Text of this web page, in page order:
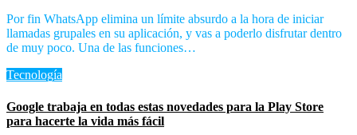
Por fin WhatsApp elimina un límite absurdo a la hora de iniciar
llamadas grupales en su aplicación, y vas a poderlo disfrutar dentro
de muy poco. Una de las funciones…
Tecnología
Google trabaja en todas estas novedades para la Play Store
para hacerte la vida más fácil